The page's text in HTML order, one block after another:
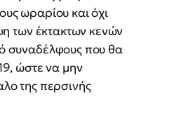
ωραρίου και όχι
των έκτακτων κενών
συναδέλφους που θα
ώστε να μην
της περσινής